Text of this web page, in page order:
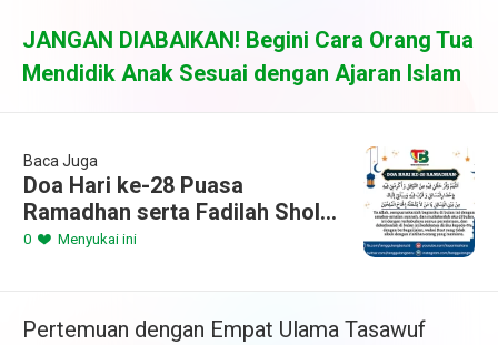
JANGAN DIABAIKAN! Begini Cara Orang Tua
Mendidik Anak Sesuai dengan Ajaran Islam
Baca Juga
Doa Hari ke-28 Puasa
Ramadhan serta Fadilah Sholat
Tarawih Malam 28
0 Menyukai ini
Pertemuan dengan Empat Ulama Tasawuf